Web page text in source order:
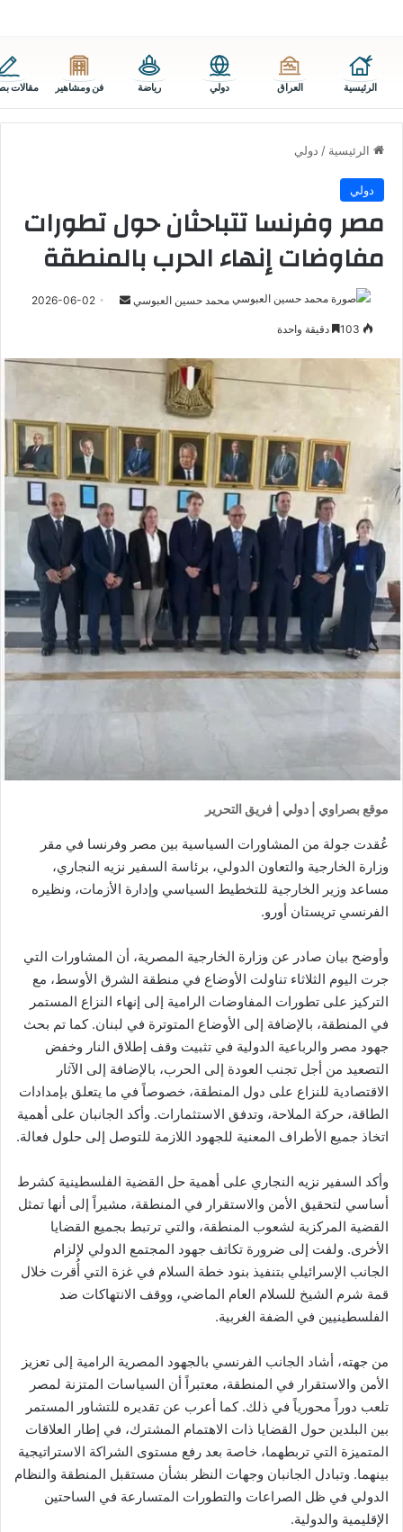
الرئيسية العراق دولي رياضة فن ومشاهير مقالات
الرئيسية / دولي
دولي
مصر وفرنسا تتباحثان حول تطورات
مفاوضات إنهاء الحرب بالمنطقة
محمد حسين العبوسي
أرسل 2026-06-02
دقيقة واحدة
موقع بصراوي | دولي | فريق التحرير
عُقدت جولة من المشاورات السياسية بين مصر وفرنسا في مقر
وزارة الخارجية والتعاون الدولي، برئاسة السفير نزيه النجاري،
مساعد وزير الخارجية للتخطيط السياسي وإدارة الأزمات، ونظيره
الفرنسي تريستان أورو.
وأوضح بيان صادر عن وزارة الخارجية المصرية، أن المشاورات التي
جرت اليوم الثلاثاء تناولت الأوضاع في منطقة الشرق الأوسط، مع
التركيز على تطورات المفاوضات الرامية إلى إنهاء النزاع المستمر
في المنطقة، بالإضافة إلى الأوضاع المتوترة في لبنان. كما تم بحث
جهود مصر والرباعية الدولية في تثبيت وقف إطلاق النار وخفض
التصعيد من أجل تجنب العودة إلى الحرب، بالإضافة إلى الآثار
الاقتصادية للنزاع على دول المنطقة، خصوصاً في ما يتعلق بإمدادات
الطاقة، حركة الملاحة، وتدفق الاستثمارات. وأكد الجانبان على أهمية
اتخاذ جميع الأطراف المعنية للجهود اللازمة للتوصل إلى حلول فعالة.
وأكد السفير نزيه النجاري على أهمية حل القضية الفلسطينية كشرط
أساسي لتحقيق الأمن والاستقرار في المنطقة، مشيراً إلى أنها تمثل
القضية المركزية لشعوب المنطقة، والتي ترتبط بجميع القضايا
الأخرى. ولفت إلى ضرورة تكاتف جهود المجتمع الدولي لإلزام
الجانب الإسرائيلي بتنفيذ بنود خطة السلام في غزة التي أُقرت خلال
قمة شرم الشيخ للسلام العام الماضي، ووقف الانتهاكات ضد
الفلسطينيين في الضفة الغربية.
من جهته، أشاد الجانب الفرنسي بالجهود المصرية الرامية إلى تعزيز
الأمن والاستقرار في المنطقة، معتبراً أن السياسات المتزنة لمصر
تلعب دوراً محورياً في ذلك. كما أعرب عن تقديره للتشاور المستمر
بين البلدين حول القضايا ذات الاهتمام المشترك، في إطار العلاقات
المتميزة التي تربطهما، خاصة بعد رفع مستوى الشراكة الاستراتيجية
بينهما. وتبادل الجانبان وجهات النظر بشأن مستقبل المنطقة والنظام
الدولي في ظل الصراعات والتطورات المتسارعة في الساحتين
الإقليمية والدولية.